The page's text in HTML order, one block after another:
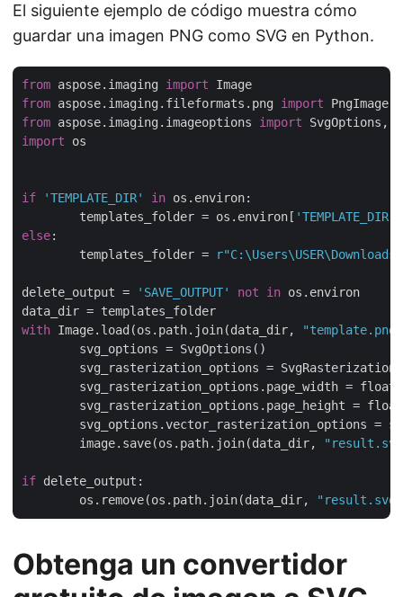
El siguiente ejemplo de código muestra cómo
guardar una imagen PNG como SVG en Python.
from aspose.imaging import
from aspose.imaging.fileformats.png import
from aspose.imaging.imageoptions import
import os
if 'TEMPLATE_DIR' in os.environ:
	templates_folder = os.environ[
'TEMPLATE_DIR'
else:
	templates_folder =
delete_output = 'SAVE_OUTPUT' not in os.environ
with Image.load(os.path.join(data_dir,
"template.png"
	image.save(os.path.join(data_dir,
if delete_output:
	os.remove(os.path.join(data_dir,
"result.svg"
Obtenga un convertidor